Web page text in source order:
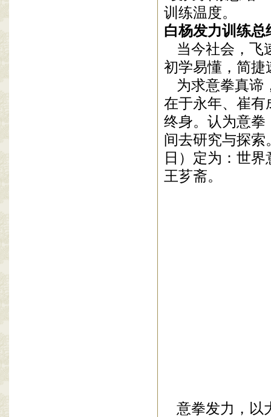
训练温度。
白杨发力训练总
当今社会，飞
初学易懂，简捷
为求意拳真谛
在于永年、崔有
终身。认为意拳
间去研究与探索
日）定为：世
王芗斋。
意拳发力，以